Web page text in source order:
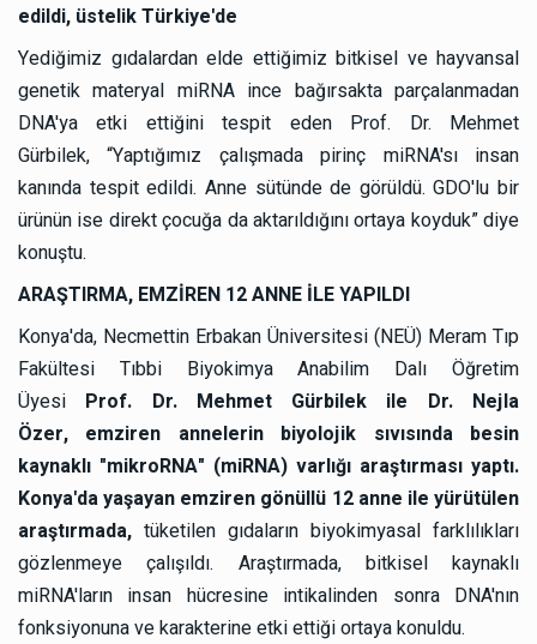
edildi, üstelik Türkiye'de
Yediğimiz gıdalardan elde ettiğimiz bitkisel ve hayvansal
genetik materyal miRNA ince bağırsakta parçalanmadan
DNA'ya etki ettiğini tespit eden Prof. Dr. Mehmet
Gürbilek,“Yaptığımız çalışmada pirinç miRNA'sı insan
kanında tespit edildi. Anne sütünde de görüldü. GDO'lu bir
ürünün ise direkt çocuğa da aktarıldığını ortaya koyduk”diye
konuştu.
ARAŞTIRMA, EMZİREN 12 ANNE İLE YAPILDI
Konya'da, Necmettin Erbakan Üniversitesi (NEÜ) Meram Tıp
Fakültesi Tıbbi Biyokimya Anabilim Dalı Öğretim
Üyesi Prof. Dr. Mehmet Gürbilek ile Dr. Nejla
Özer,
emziren annelerin biyolojik sıvısında besin
kaynaklı "mikroRNA" (miRNA) varlığı araştırması yaptı.
Konya'da yaşayan emziren gönüllü 12 anne ile yürütülen
araştırmada, tüketilen gıdaların biyokimyasal farklılıkları
gözlenmeye çalışıldı.
Araştırmada, bitkisel kaynaklı
miRNA'ların insan hücresine intikalinden sonra DNA'nın
fonksiyonuna ve karakterine etki ettiği ortaya konuldu.